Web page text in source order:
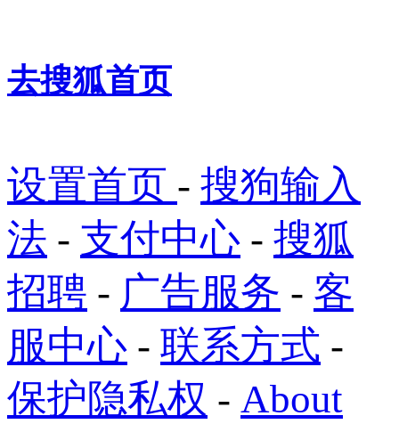
去搜狐首页
设置首页 - 搜狗输入
法 - 支付中心 - 搜狐
招聘 - 广告服务 - 客
服中心 - 联系方式 -
保护隐私权 - About